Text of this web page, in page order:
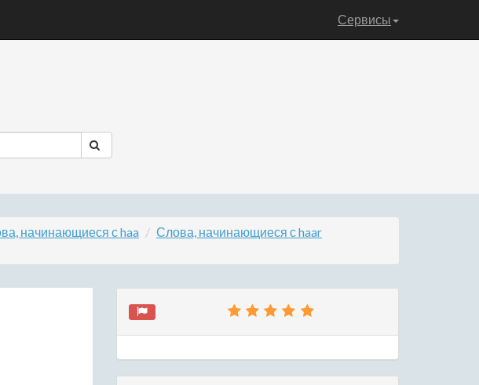
Сервисы
начинающиеся с haa
Слова, начинающиеся с haar